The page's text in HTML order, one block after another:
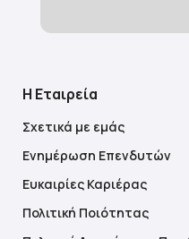
Η Εταιρεία
Σχετικά με εμάς
Ενημέρωση Επενδυτών
Ευκαιρίες Καριέρας
Πολιτική Ποιότητας